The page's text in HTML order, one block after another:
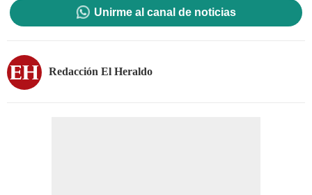
Unirme al canal de noticias
Redacción El Heraldo